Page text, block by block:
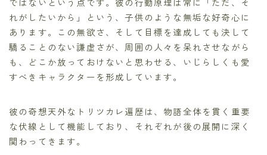
れがしたいから」という、子供のような無垢な好奇心に
あります。この無欲さ、そして目標を達成しても決して
驕ることのない謙虚さが、周囲の人々を呆れさせながら
も、どこか放っておけないと思わせる、いじらしくも愛
すべきキャラクターを形成しています。
彼の奇想天外なトリツカレ遍歴は、物語全体を貫く重要
な伏線として機能しており、それぞれが後の展開に深く
関わってきます。